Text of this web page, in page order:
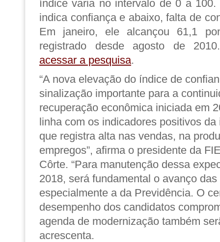
índice varia no intervalo de 0 a
indica confiança e abaixo, falta de
Em janeiro, ele alcançou 61,1
registrado desde agosto de
acessar a pesquisa.
“A nova elevação do índice de
sinalização importante para a
recuperação econômica iniciada em
linha com os indicadores positivos
que registra alta nas vendas, na
empregos”, afirma o presidente da
Côrte. “Para manutenção dessa
2018, será fundamental o avanço
especialmente a da Previdência. O
desempenho dos candidatos
agenda de modernização também
acrescenta.